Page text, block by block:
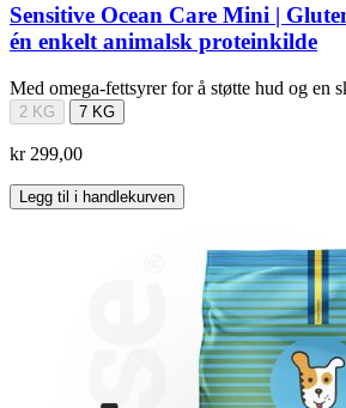
Sensitive Ocean Care Mini |
én enkelt animalsk proteinkilde
Med omega-fettsyrer for å støtte hud og en
2 KG 7 KG
kr 299,00
Legg til i handlekurven